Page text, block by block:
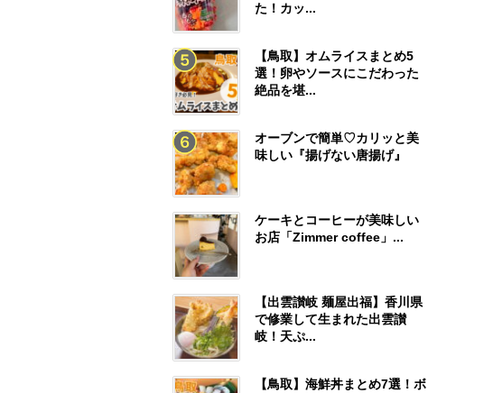
た！カッ...
【鳥取】オムライスまとめ5
選！卵やソースにこだわった
絶品を堪...
オーブンで簡単♡カリッと美
味しい『揚げない唐揚げ』
ケーキとコーヒーが美味しい
お店「Zimmer coffee」...
【出雲讃岐 麺屋出福】香川県
で修業して生まれた出雲讃
岐！天ぷ...
【鳥取】海鮮丼まとめ7選！ボ